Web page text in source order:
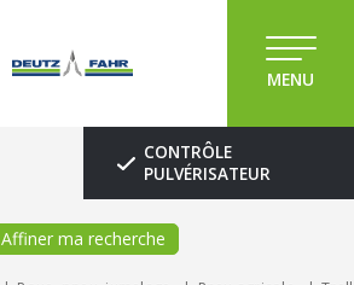
MENU
CONTRÔLE
PULVÉRISATEUR
Affiner ma recherche